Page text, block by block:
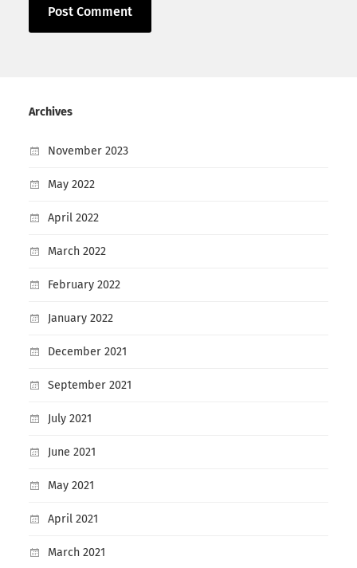
Archives
November 2023
May 2022
April 2022
March 2022
February 2022
January 2022
December 2021
September 2021
July 2021
June 2021
May 2021
April 2021
March 2021